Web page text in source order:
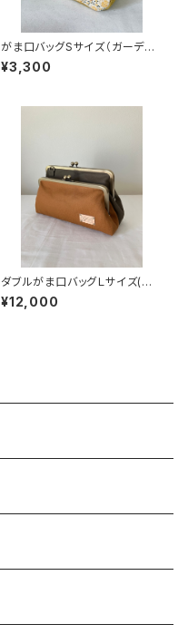
がま口バッグSサイズ（ガーデン
リングYE）
¥3,300
ダブルがま口バッグＬサイズ(キャ
メル×カーキ) 持ち手別売り
¥12,000